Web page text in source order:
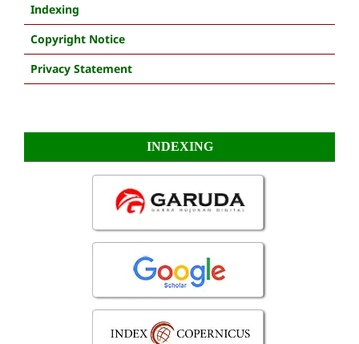
Indexing
Copyright Notice
Privacy Statement
INDEXING